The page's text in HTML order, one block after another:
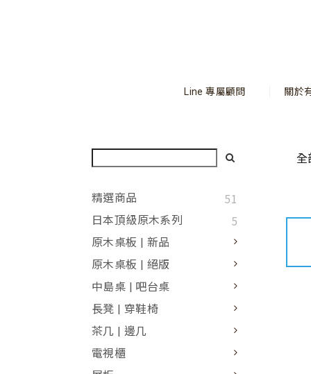
Line 專屬顧問 關於
精選商品 51
日本頂級原木系列 5
原木桌板 | 新品
原木桌板 | 絕版
中島桌 | 吧台桌
長凳 | 穿鞋椅
茶几 | 邊几
電視櫃
全